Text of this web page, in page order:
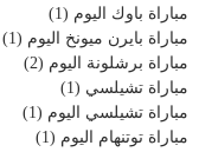
مباراة باوك اليوم (1)
مباراة بايرن ميونخ اليوم (1)
مباراة برشلونة اليوم (2)
مباراة تشيلسي (1)
مباراة تشيلسي اليوم (1)
مباراة توتنهام اليوم (1)